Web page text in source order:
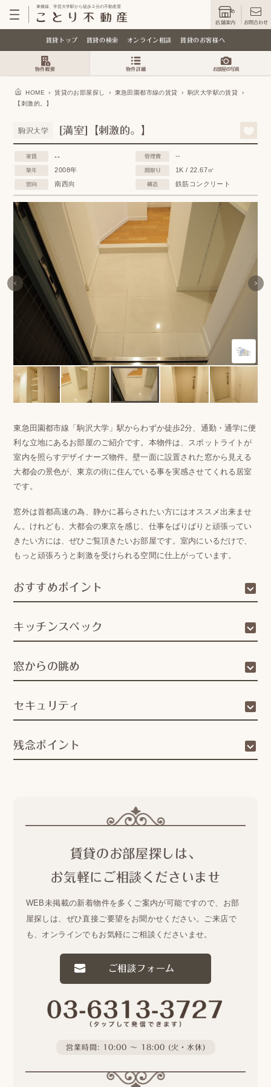
東横線、学芸大学駅から徒歩２分の不動産屋
店舗案内 お問合わせ
賃貸トップ 賃貸の検索 オンライン相談 賃貸のお客様へ
HOME › 賃貸のお部屋探し › 東急田園都市線の賃貸 › 駒沢大学駅の賃貸
›
【刺激的。】
駒沢大学 [満室]【刺激的。】
家賃 -- 管理費 --
築年 2008年 間取り 1K / 22.67㎡
窓向 南西向 構造 鉄筋コンクリート
東急田園都市線「駒沢大学」駅からわずか徒歩2分、通勤・通学に便
利な立地にあるお部屋のご紹介です。本物件は、スポットライトが
室内を照らすデザイナーズ物件。壁一面に設置された窓から見える
大都会の景色が、東京の街に住んでいる事を実感させてくれる居室
です。
窓外は首都高速の為、静かに暮らされたい方にはオススメ出来ませ
ん。けれども、大都会の東京を感じ、仕事をばりばりと頑張ってい
きたい方には、ぜひご覧頂きたいお部屋です。室内にいるだけで、
もっと頑張ろうと刺激を受けられる空間に仕上がっています。
おすすめポイント
キッチンスペック
窓からの眺め
セキュリティ
残念ポイント
賃貸のお部屋探しは、
お気軽にご相談くださいませ
WEB未掲載の新着物件を多くご案内が可能ですので、 お部
屋探しは、ぜひ直接ご要望をお聞かせください。
ご来店で
も、オンラインでもお気軽にご相談くださいませ。
ご相談フォーム
営業時間: 10:00 〜 18:00 (火・水休)